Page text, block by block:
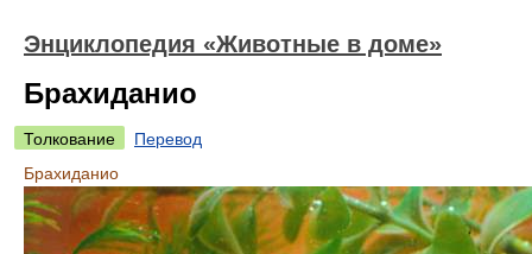
Энциклопедия «Животные в доме»
Брахиданио
Толкование
Перевод
Брахиданио